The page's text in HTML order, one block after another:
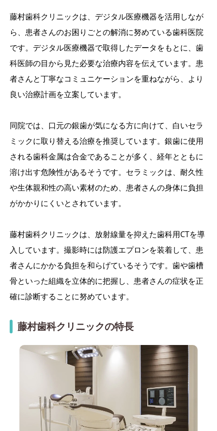
藤村歯科クリニックは、デジタル医療機器を活用しなが
ら、患者さんのお困りごとの解消に努めている歯科医院
です。デジタル医療機器で取得したデータをもとに、歯
科医師の目から見た必要な治療内容を伝えています。患
者さんと丁寧なコミュニケーションを重ねながら、より
良い治療計画を立案しています。
同院では、口元の銀歯が気になる方に向けて、白いセラ
ミックに取り替える治療を推奨しています。銀歯に使用
される歯科金属は合金であることが多く、経年とともに
溶け出す危険性があるそうです。セラミックは、耐久性
や生体親和性の高い素材のため、患者さんの身体に負担
がかかりにくいとされています。
藤村歯科クリニックは、放射線量を抑えた歯科用CTを導
入しています。撮影時には防護エプロンを装着して、患
者さんにかかる負担を和らげているそうです。歯や歯槽
骨といった組織を立体的に把握し、患者さんの症状を正
確に診断することに努めています。
藤村歯科クリニックの特長